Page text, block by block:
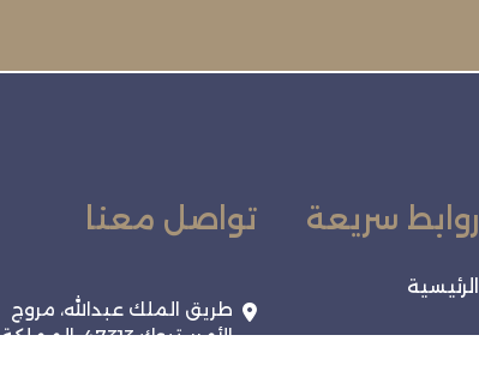
روابط سريعة
الرئيسية
تواصل معنا
طريق الملك عبدالله، مروج
الأمير، تبوك 47313، المملكة